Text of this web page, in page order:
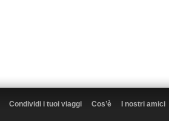
Condividi i tuoi viaggi Cos’è I nostri amici